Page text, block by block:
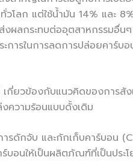
โลก แต่ใช้น้ำมัน 14% และ
งผลกระทบต่ออุตสาหกรรม
ะการในการลดการปล่อยคา
เกี่ยวข้องกับแนวคิดของการสัง
ความร้อนแบบดั้งเดิม
ารดักจับ และกักเก็บคาร์บอ
บอนให้เป็นผลิตภัณฑ์ที่เป็นปร